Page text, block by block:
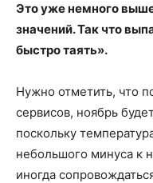
Это уже немного
значений. Так что
быстро таять».
Нужно отметить, что
сервисов, ноябрь
поскольку
небольшого минуса к
иногда